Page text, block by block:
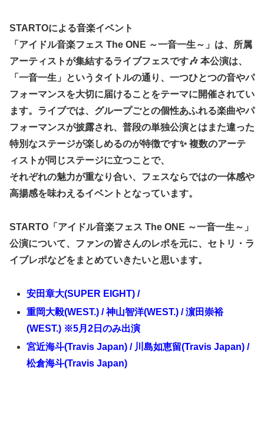
STARTOによる音楽イベント
「アイドル音楽フェス The ONE ～一音一生～」は、所属
アーティストが集結するライブフェスです🎶 本公演は、
「一音一生」というタイトルの通り、一つひとつの音やパ
フォーマンスを大切に届けることをテーマに開催されてい
ます。ライブでは、グループごとの個性あふれる楽曲やパ
フォーマンスが披露され、普段の単独公演とはまた違った
特別なステージが楽しめるのが特徴です✨ 複数のアーテ
ィストが同じステージに立つことで、
それぞれの魅力が重なり合い、フェスならではの一体感や
高揚感を味わえるイベントとなっています。
STARTO「アイドル音楽フェス The ONE ～一音一生～」
公演について、ファンの皆さんのレポを元に、セトリ・ラ
イブレポなどをまとめていきたいと思います。
安田章大(SUPER EIGHT) /
重岡大毅(WEST.) / 神山智洋(WEST.) / 濵田崇裕
(WEST.) ※5月2日のみ出演
宮近海斗(Travis Japan) / 川島如恵留(Travis Japan) /
松倉海斗(Travis Japan)